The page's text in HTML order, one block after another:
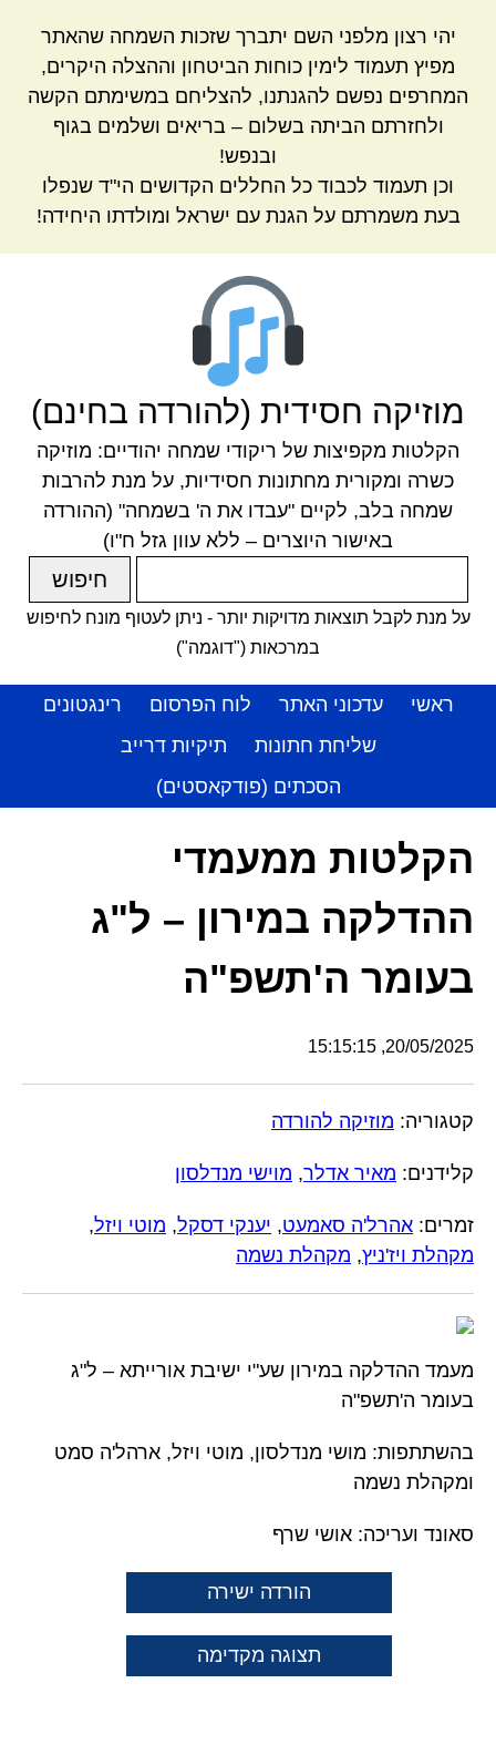
יהי רצון מלפני השם יתברך שזכות השמחה שהאתר
מפיץ תעמוד לימין כוחות הביטחון וההצלה היקרים,
המחרפים נפשם להגנתנו, להצליחם במשימתם הקשה
ולחזרתם הביתה בשלום – בריאים ושלמים בגוף
ובנפש!
וכן תעמוד לכבוד כל החללים הקדושים הי"ד שנפלו
בעת משמרתם על הגנת עם ישראל ומולדתו היחידה!
מוזיקה חסידית (להורדה בחינם)
הקלטות מקפיצות של ריקודי שמחה יהודיים: מוזיקה
כשרה ומקורית מחתונות חסידיות, על מנת להרבות
שמחה בלב, לקיים "עבדו את ה' בשמחה" (ההורדה
באישור היוצרים – ללא עוון גזל ח"ו)
על מנת לקבל תוצאות מדויקות יותר - ניתן לעטוף מונח לחיפוש
במרכאות ("דוגמה")
ראשי עדכוני האתר לוח הפרסום
רינגטונים
שליחת חתונות
תיקיות דרייב
הסכתים (פודקאסטים)
הקלטות ממעמדי
ההדלקה במירון – ל"ג
בעומר ה'תשפ"ה
20/05/2025, 15:15:15
קטגוריה: מוזיקה להורדה
קלידנים: מאיר אדלר, מוישי מנדלסון
זמרים: אהרל'ה סאמעט, יענקי דסקל, מוטי ויזל,
מקהלת ויז'ניץ, מקהלת נשמה
מעמד ההדלקה במירון שע"י ישיבת אורייתא – ל"ג
בעומר ה'תשפ"ה
בהשתתפות: מושי מנדלסון, מוטי ויזל, ארהל'ה סמט
ומקהלת נשמה
סאונד ועריכה: אושי שרף
הורדה ישירה
תצוגה מקדימה